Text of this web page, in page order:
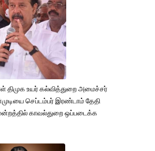
திமுக உயர் கல்வித்துறை அமைச்சர்
செப்டம்பர் இரண்டாம் தேதி
காவல்துறை ஒப்படைக்க